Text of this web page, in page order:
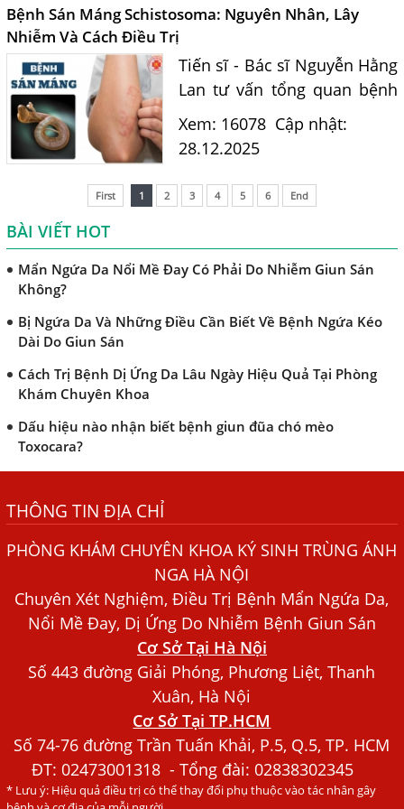
biệt cho phụ nữ trước mang
th...
Bệnh Sán Máng Schistosoma: Nguyên Nhân, Lây
Nhiễm Và Cách Điều Trị
Tiến sĩ - Bác sĩ Nguyễn Hằng
Lan tư vấn tổng quan bệnh
sán máng Schistosoma,
vùng nguy cơ, đường lây,
định kỳ và phác đồ điều trị
hiệu...
Xem: 16078 Cập nhật:
28.12.2025
First 1 2 3 4 5 6 End
BÀI VIẾT HOT
Chẩn Đoán Và Điều Trị Bệnh Amip Ở Não
Bệnh Sán Chó Dấu Hiệu Nhận Biết Và Thời Gian Trị Bệnh
Sán Chó
Trị Bệnh Sán Chó Có Khỏi Bệnh Ngứa Da Không?
TRIỆU CHỨNG GIUN SÁN CHÓ MÈO
Khi Trẻ Bị Dị Ứng Da Cần Làm Xét Nghiệm Gì Tìm Nguyên
Nhân Dị Ứng Da
Điều trị bệnh sán lá gan ở đâu?
Mẩn Ngứa Da Nổi Mề Đay Có Phải Do Nhiễm Giun Sán
Không?
Bị Ngứa Da Và Những Điều Cần Biết Về Bệnh Ngứa Kéo
Dài Do Giun Sán
Cách Trị Bệnh Dị Ứng Da Lâu Ngày Hiệu Quả Tại Phòng
Khám Chuyên Khoa
Dấu hiệu nào nhận biết bệnh giun đũa chó mèo
Toxocara?
Bệnh Chàm Và Những Yếu Tố Liên Quan Đến Bệnh Giun
Sán
Dấu Hiệu Ngứa Da, Dị Ứng, Nổi Mề Đay Do Nhiễm Sán
Bác sĩ Nguyễn Ngọc Ánh Phòng Khám Ánh Nga Đề Tài
Nghiên Cứu Khoa
Xét Nghiệm Giun Sán Gồm Những Loại Nào? Chi Phí Bao
Người Đàn Ông Phát Ban Mẩn Đỏ Khắp Người, Sau Ba
Tháng Mới Tìm Ra Nguyên Nhân
Đau Mắt Đỏ, Nguyên Nhân Và Cách Điều Trị
HÀ NỘI – PHÁT BAN MẨN ĐỎ KHẮP NGƯỜI, ĐI KHÁM
THÔNG TIN ĐỊA CHỈ
PHÒNG KHÁM CHUYÊN KHOA KÝ SINH TRÙNG ÁNH
NGA HÀ NỘI
Chuyên Xét Nghiệm, Điều Trị Bệnh Mẩn Ngứa Da,
Nổi Mề Đay, Dị Ứng Do Nhiễm Bệnh Giun Sán
Cơ Sở Tại Hà Nội
Số 443 đường Giải Phóng, Phương Liệt, Thanh
Xuân, Hà Nội
Cơ Sở Tại TP.HCM
Số 74-76 đường Trần Tuấn Khải, P.5, Q.5, TP. HCM
ĐT:02473001318 - Tổng đài: 02838302345
* Lưu ý: Hiệu quả điều trị có thể thay đổi phụ thuộc vào tác nhân gây